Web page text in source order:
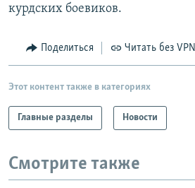
курдских боевиков.
Поделиться Читать без VPN
Этот контент также в категориях
Главные разделы Новости
Смотрите также